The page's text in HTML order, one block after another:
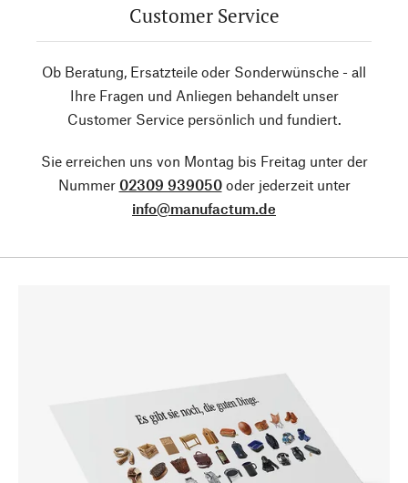
Customer Service
Ob Beratung, Ersatzteile oder Sonderwünsche - all
Ihre Fragen und Anliegen behandelt unser
Customer Service persönlich und fundiert.
Sie erreichen uns von Montag bis Freitag unter der
Nummer 02309 939050oder jederzeit unter
info@manufactum.de